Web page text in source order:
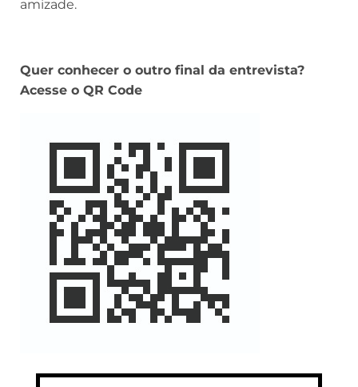
amizade.
Quer conhecer o outro final da entrevista?
Acesse o QR Code